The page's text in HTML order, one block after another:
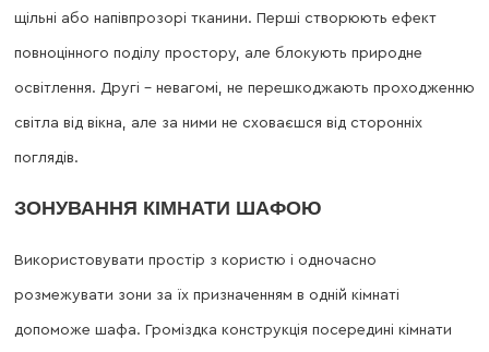
щільні або напівпрозорі тканини. Перші створюють ефект
повноцінного поділу простору, але блокують природне
освітлення. Другі – невагомі, не перешкоджають проходженню
світла від вікна, але за ними не сховаєшся від сторонніх
поглядів.
ЗОНУВАННЯ КІМНАТИ ШАФОЮ
Використовувати простір з користю і одночасно
розмежувати зони за їх призначенням в одній кімнаті
допоможе шафа. Громіздка конструкція посередині кімнати